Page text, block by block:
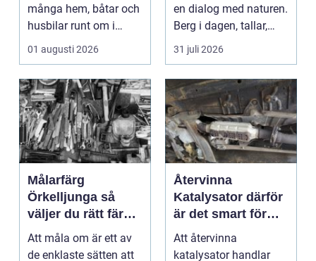
många hem, båtar och
husbilar runt om i
landet. I Göteborg ä...
01 augusti 2026
en dialog med naturen.
Berg i dagen, tallar,
nivåskillna...
31 juli 2026
Målarfärg
Örkelljunga så
väljer du rätt färg
till hem och gård
Att måla om är ett av
de enklaste sätten att
Återvinna
Katalysator därför
är det smart för
både ekonomi och
miljö
Att återvinna
katalysator handlar